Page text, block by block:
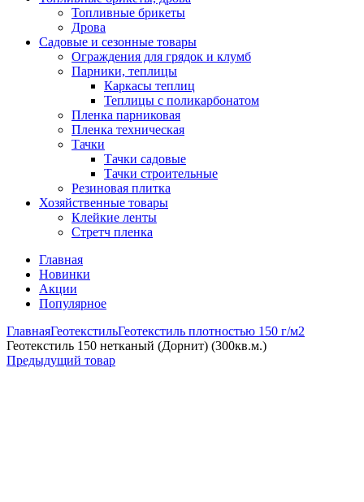
Топливные брикеты
Дрова
Садовые и сезонные товары
Ограждения для грядок и клумб
Парники, теплицы
Каркасы теплиц
Теплицы с поликарбонатом
Пленка парниковая
Пленка техническая
Тачки
Тачки садовые
Тачки строительные
Резиновая плитка
Хозяйственные товары
Клейкие ленты
Стретч пленка
Главная
Новинки
Акции
Популярное
ГлавнаяГеотекстильГеотекстиль плотностью 150 г/м2
Геотекстиль 150 нетканый (Дорнит) (300кв.м.)
Предыдущий товар